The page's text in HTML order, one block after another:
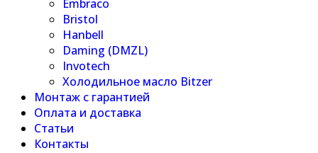
Embraco
Bristol
Hanbell
Daming (DMZL)
Invotech
Холодильное масло Bitzer
Монтаж с гарантией
Оплата и доставка
Статьи
Контакты